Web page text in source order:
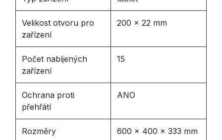
Velikost otvoru pro
zařízení
200 x 22 mm
Počet nabíjených
zařízení
15
Ochrana proti
přehřátí
ANO
Rozměry 600 x 400 x 333 mm